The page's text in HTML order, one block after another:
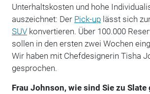
Unterhaltskosten und hohe
auszeichnet: Der Pick-uplässt sich
SUVkonvertieren. Über 100.000
sollen in den ersten zwei Wochen
Wir haben mit Chefdesignerin Tisha
gesprochen.
Frau Johnson, wie sind Sie zu Slate